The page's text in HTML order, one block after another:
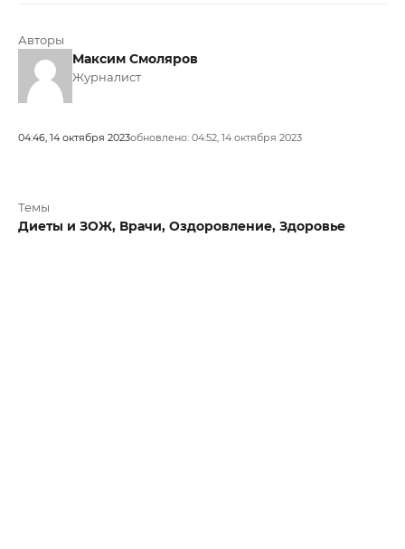
Авторы
Максим Смоляров
Журналист
04:46, 14 октября 2023обновлено: 04:52, 14 октября 2023
Темы
Диеты и ЗОЖ, Врачи, Оздоровление, Здоровье